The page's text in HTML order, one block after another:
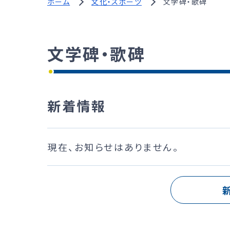
文学碑・歌碑
新着情報
現在、お知らせはありません。